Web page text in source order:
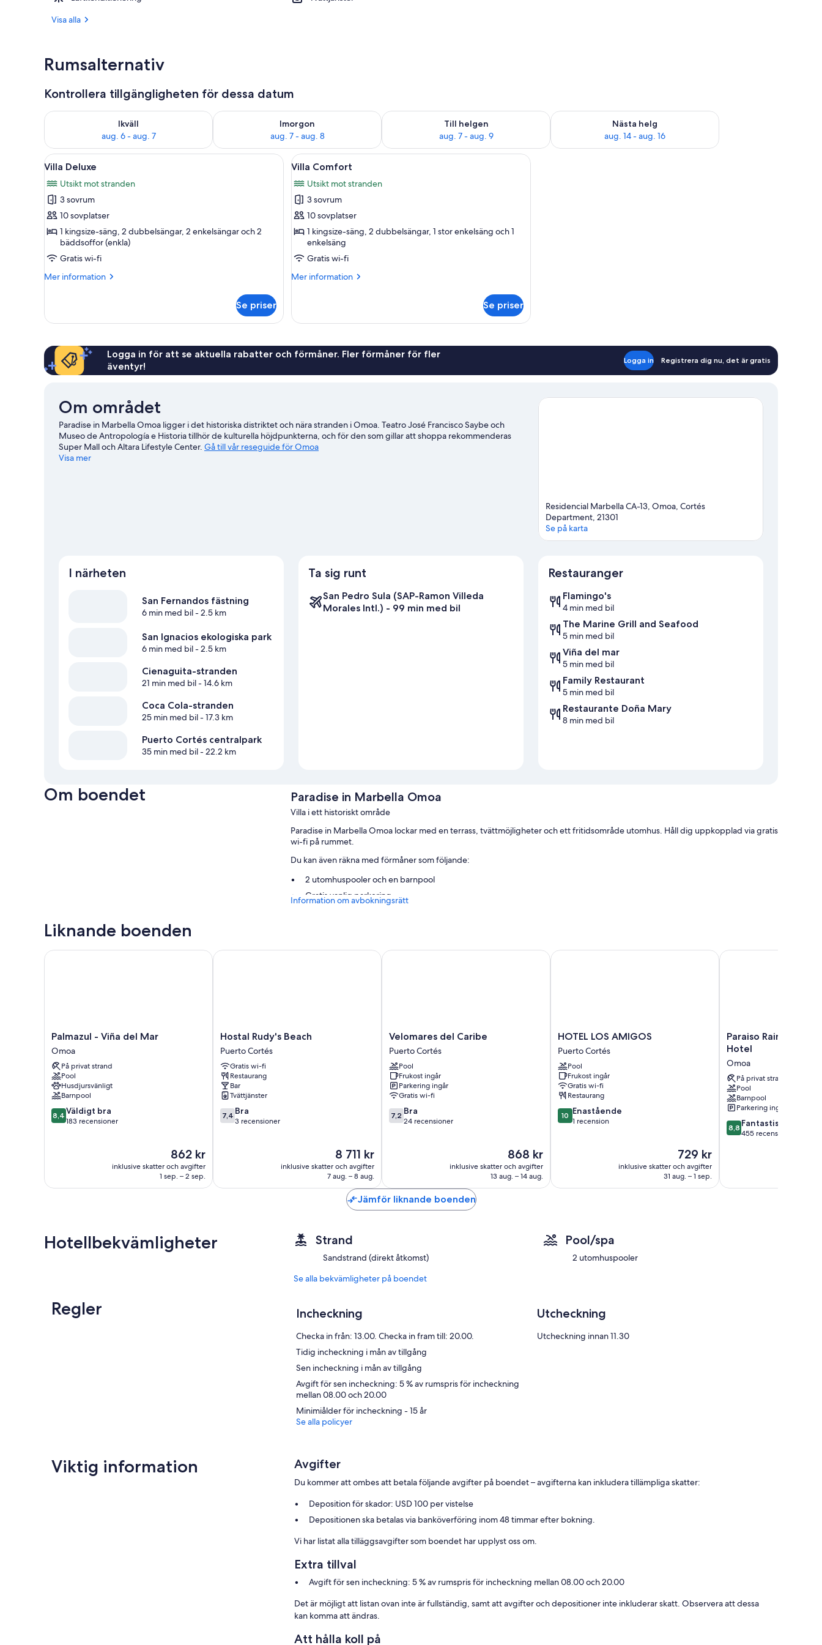
Visa alla
Rumsalternativ
Kontrollera tillgängligheten för dessa datum
Ikväll
aug. 6 - aug. 7
Kontrollera tillgängligheten för ikväll aug. 6 - aug. 7
Imorgon
aug. 7 - aug. 8
Kontrollera tillgängligheten för imorgon aug. 7 - aug. 8
Till helgen
aug. 7 - aug. 9
Kontrollera tillgängligheten för den här helgen aug. 7 - aug. 9
Nästa helg
aug. 14 - aug. 16
Kontrollera tillgängligheten för nästa helg aug. 14 - aug. 16
Öppna
alla
foton
för
Villa
Deluxe
Ett kök med träskåp, en spis och ett fönster med utsikt över omgivningen.
10
Villa Deluxe
Utsikt mot stranden
3 sovrum
10 sovplatser
1 kingsize-säng, 2 dubbelsängar, 2 enkelsängar och 2
bäddsoffor (enkla)
Gratis wi-fi
Mer information
Mer
Deluxe
Se priser
Öppna
alla
foton
för
Villa
Comfort
Ett sovrum med träpanel på väggarna, en säng, två sänglampor och ett fönster med gardiner.
5
Villa Comfort
Utsikt mot stranden
3 sovrum
10 sovplatser
1 kingsize-säng, 2 dubbelsängar, 1 stor enkelsäng och 1
enkelsäng
Gratis wi-fi
Mer information
Mer
Comfort
Se priser
Logga in för att se aktuella rabatter och förmåner. Fler förmåner för fler
äventyr!
Logga in Registrera dig nu, det är gratis
Om området
Paradise in Marbella Omoa ligger i det historiska distriktet och nära stranden i Omoa. Teatro José Francisco Saybe och
Museo de Antropología e Historia tillhör de kulturella höjdpunkterna, och för den som gillar att shoppa rekommenderas
Super Mall och Altara Lifestyle Center. Gå till vår reseguide för Omoa
Visa mer
Residencial Marbella CA-13, Omoa, Cortés
Department, 21301
Se på karta
I närheten
San Fernandos fästning
6 min med bil- 2.5 km
San Ignacios ekologiska park
6 min med bil- 2.5 km
Cienaguita-stranden
21 min med bil- 14.6 km
Coca Cola-stranden
25 min med bil- 17.3 km
Puerto Cortés centralpark
35 min med bil- 22.2 km
Ta sig runt
San Pedro Sula (SAP-Ramon Villeda
Morales Intl.) - 99 min med bil
Restauranger
Flamingo's
4 min med bil
The Marine Grill and Seafood
5 min med bil
Viña del mar
5 min med bil
Family Restaurant
5 min med bil
Restaurante Doña Mary
8 min med bil
Om boendet Paradise in Marbella Omoa
Villa i ett historiskt område
Paradise in Marbella Omoa lockar med en terrass, tvättmöjligheter och ett fritidsområde utomhus. Håll dig uppkopplad via gratis
wi-fi på rummet.
Du kan även räkna med förmåner som följande:
2 utomhuspooler och en barnpool
Gratis vanlig parkering
Om rummen
Kök, stora kylar/frysar och mikrovågsugnar
Information om avbokningsrätt
Liknande boenden
Palmazul
-
Viña
del
Mar
Omoa
Palmazul - Viña del Mar
Omoa
På privat strand
Pool
Husdjursvänligt
Barnpool
8.4
av
8,4 Väldigt bra
183 recensioner
Priset
är
862 kr
862 kr
inklusive skatter och avgifter
1 sep. – 2 sep.
Palmazul - Viña del Mar
Hostal
Rudy's
Beach
Puerto
Cortés
Hostal Rudy's Beach
Puerto Cortés
Gratis wi-fi
Restaurang
Bar
Tvättjänster
7.4
av
7,4 Bra
3 recensioner
Priset
är
8 711 kr
8 711 kr
inklusive skatter och avgifter
7 aug. – 8 aug.
Hostal Rudy's Beach
Velomares
del
Caribe
Puerto
Cortés
Velomares del Caribe
Puerto Cortés
Pool
Frukost ingår
Parkering ingår
Gratis wi-fi
7.2
av
7,2 Bra
24 recensioner
Priset
är
868 kr
868 kr
inklusive skatter och avgifter
13 aug. – 14 aug.
Velomares del Caribe
HOTEL
LOS
AMIGOS
Puerto
Cortés
HOTEL LOS AMIGOS
Puerto Cortés
Pool
Frukost ingår
Gratis wi-fi
Restaurang
10.0
av
10 Enastående
1 recension
Priset
är
729 kr
729 kr
inklusive skatter och avgifter
31 aug. – 1 sep.
HOTEL LOS AMIGOS
Paraiso
Rainforest
Beach
Hotel
Omoa
Paraiso Rainforest
Hotel
Omoa
På privat strand
Pool
Barnpool
Parkering ingår
8.8
av
8,8 Fantastiskt
455 recensioner
Paraiso Rainforest and
Jämför liknande boenden
Hotellbekvämligheter Strand
Sandstrand (direkt åtkomst)
Pool/spa
2 utomhuspooler
Se alla bekvämligheter på boendet
Regler Incheckning
Checka in från: 13.00. Checka in fram till: 20.00.
Tidig incheckning i mån av tillgång
Sen incheckning i mån av tillgång
Avgift för sen incheckning: 5 % av rumspris för incheckning
mellan 08.00 och 20.00
Minimiålder för incheckning - 15 år
Utcheckning
Utcheckning innan 11.30
Se alla policyer
Viktig information Avgifter
Du kommer att ombes att betala följande avgifter på boendet – avgifterna kan inkludera tillämpliga skatter:
Deposition för skador: USD 100 per vistelse
Depositionen ska betalas via banköverföring inom 48 timmar efter bokning.
Vi har listat alla tilläggsavgifter som boendet har upplyst oss om.
Extra tillval
Avgift för sen incheckning: 5 % av rumspris för incheckning mellan 08.00 och 20.00
Det är möjligt att listan ovan inte är fullständig, samt att avgifter och depositioner inte inkluderar skatt. Observera att dessa
kan komma att ändras.
Att hålla koll på